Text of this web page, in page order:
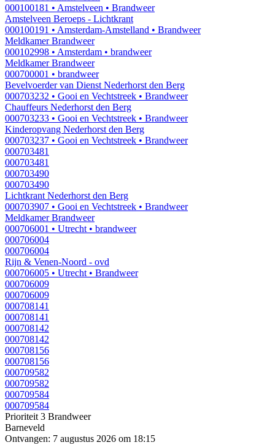
000100181 • Amstelveen • Brandweer
Amstelveen Beroeps - Lichtkrant
000100191 • Amsterdam-Amstelland • Brandweer
Meldkamer Brandweer
000102998 • Amsterdam • brandweer
Meldkamer Brandweer
000700001 • brandweer
Bevelvoerder van Dienst Nederhorst den Berg
000703232 • Gooi en Vechtstreek • Brandweer
Chauffeurs Nederhorst den Berg
000703233 • Gooi en Vechtstreek • Brandweer
Kinderopvang Nederhorst den Berg
000703237 • Gooi en Vechtstreek • Brandweer
000703481
000703481
000703490
000703490
Lichtkrant Nederhorst den Berg
000703907 • Gooi en Vechtstreek • Brandweer
Meldkamer Brandweer
000706001 • Utrecht • brandweer
000706004
000706004
Rijn & Venen-Noord - ovd
000706005 • Utrecht • Brandweer
000706009
000706009
000708141
000708141
000708142
000708142
000708156
000708156
000709582
000709582
000709584
000709584
Prioriteit 3 Brandweer
Barneveld
Ontvangen: 7 augustus 2026 om 18:15